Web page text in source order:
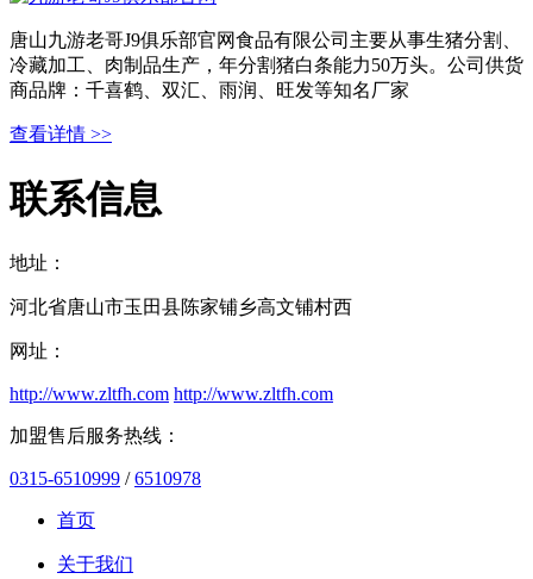
唐山九游老哥J9俱乐部官网食品有限公司主要从事生猪分割、
冷藏加工、肉制品生产，年分割猪白条能力50万头。公司供货
商品牌：千喜鹤、双汇、雨润、旺发等知名厂家
查看详情 >>
联系信息
地址：
河北省唐山市玉田县陈家铺乡高文铺村西
网址：
http://www.zltfh.com http://www.zltfh.com
加盟售后服务热线：
0315-6510999 /6510978
首页
关于我们